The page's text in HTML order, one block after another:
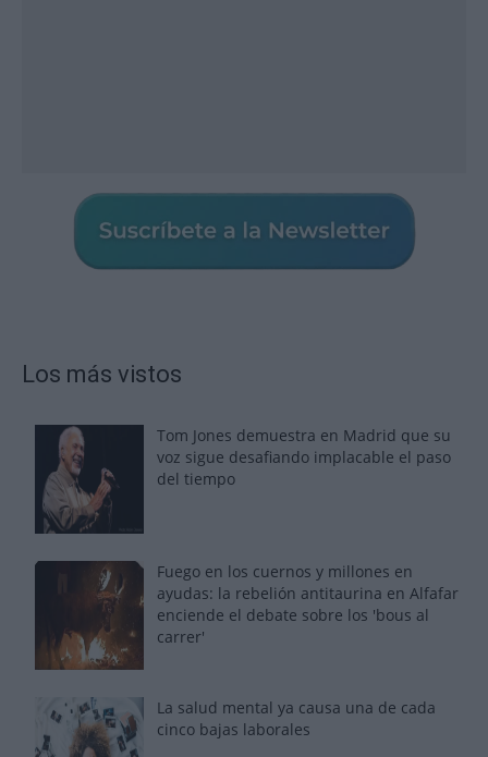
Los más vistos
Tom Jones demuestra en Madrid que su
voz sigue desafiando implacable el paso
del tiempo
Fuego en los cuernos y millones en
ayudas: la rebelión antitaurina en Alfafar
enciende el debate sobre los 'bous al
carrer'
La salud mental ya causa una de cada
cinco bajas laborales